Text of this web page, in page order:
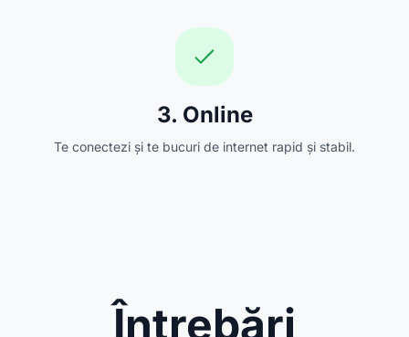
3. Online
Te conectezi și te bucuri de internet rapid și stabil.
Întrebări